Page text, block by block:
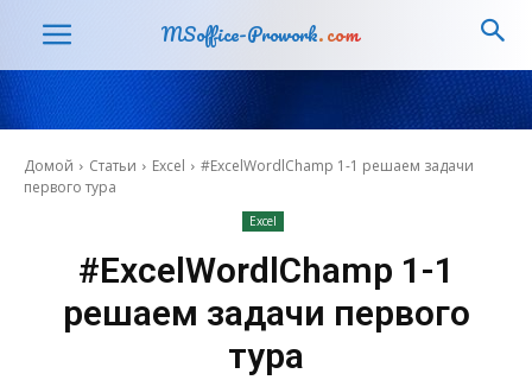
MSoffice-Prowork.com
Домой Статьи Excel
#ExcelWordlChamp 1-1 решаем задачи
первого тура
Excel
#ExcelWordlChamp 1-1
решаем задачи первого
тура